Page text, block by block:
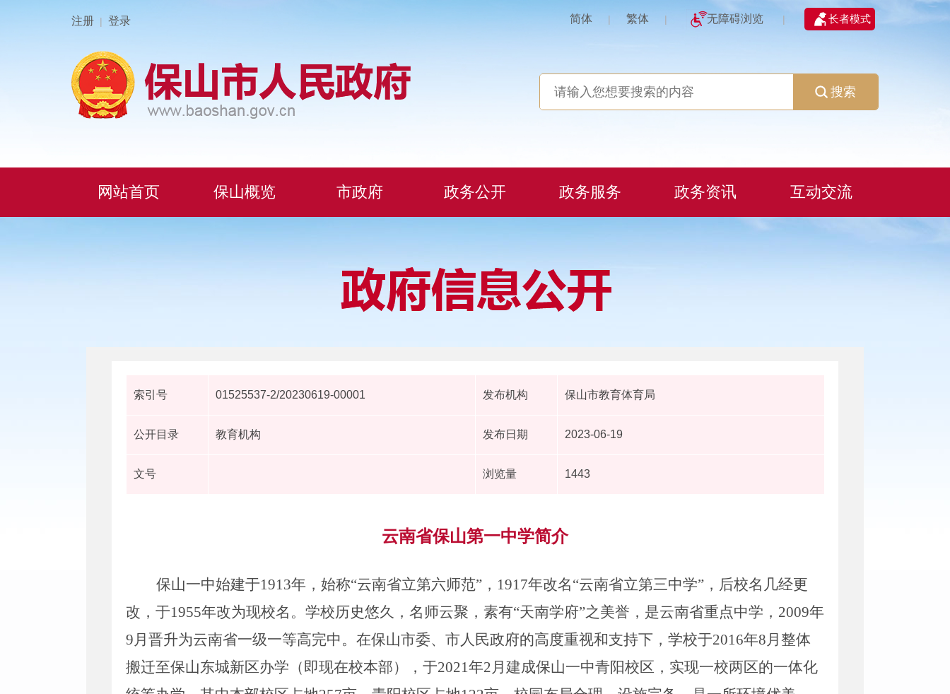
注册 | 登录 简体 | 繁体 | 无障碍浏览 | 长者模式
搜索
网站首页 保山概览 市政府 政务公开 政务服务 政务资讯 互动交流
索引号 01525537-2/20230619-00001 发布机构 保山市教育体育局
公开目录 教育机构 发布日期 2023-06-19
文号 浏览量 1443
云南省保山第一中学简介
保山一中始建于1913年，始称“云南省立第六师范”， 1917年改名“云南省立第三中学”，后校名几经更
改，于1955年改为现校名。学校历史悠久，名师云聚，素有“天南学府”之美誉，是云南省重点中学， 2009年
9月晋升为云南省一级一等高完中。在保山市委、市人民政府的高度重视和支持下，学校于2016年8月整体
搬迁至保山东城新区办学（即现在校本部），于2021年2月建成保山一中青阳校区，实现一校两区的一体化